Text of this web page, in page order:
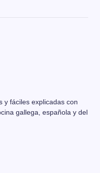
y fáciles explicadas con
gallega, española y del